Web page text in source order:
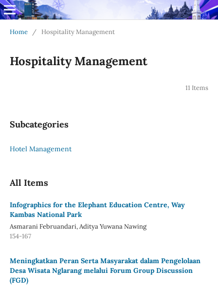
Home / Hospitality Management
Hospitality Management
11 Items
Subcategories
Hotel Management
All Items
Infographics for the Elephant Education Centre, Way
Kambas National Park
Asmarani Februandari, Aditya Yuwana Nawing
154-167
Meningkatkan Peran Serta Masyarakat dalam Pengelolaan
Desa Wisata Nglarang melalui Forum Group Discussion
(FGD)